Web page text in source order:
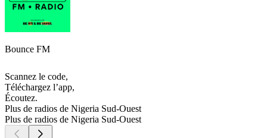
Bounce FM
Scannez le code,
Téléchargez l’app,
Écoutez.
Plus de radios de Nigeria Sud-Ouest
Plus de radios de Nigeria Sud-Ouest